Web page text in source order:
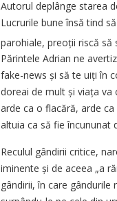
Autorul deplânge starea
Lucrurile bune însă tind
parohiale, preoții riscă să
Părintele Adrian ne
fake-news și să te uiți în
doreai de mult și viața va
arde ca o flacără, arde
altuia ca să fie încununat
Reculul gândirii critice,
iminente și de aceea „a
gândirii, în care